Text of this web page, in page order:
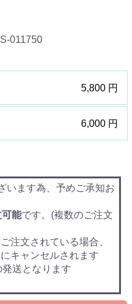
011750
5,800 円
6,000 円
います為、予めご承知お
能です。(複数のご注文
注文されている場合、
キャンセルされます
発送となります